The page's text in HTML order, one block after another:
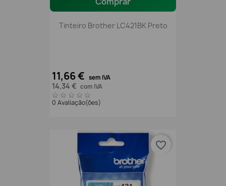
Tinteiro Brother LC421BK Preto
11,66 € sem IVA
14,34 € com IVA
0 Avaliação(ões)
favorite_border